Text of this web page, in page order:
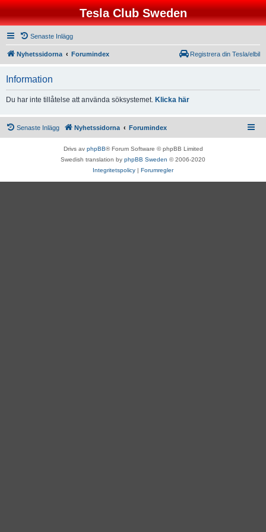
Tesla Club Sweden
Senaste Inlägg
Nyhetssidorna Forumindex Registrera din Tesla/elbil
Information
Du har inte tillåtelse att använda söksystemet. Klicka här
Senaste Inlägg Nyhetssidorna Forumindex
Drivs av phpBB® Forum Software © phpBB Limited
Swedish translation by phpBB Sweden © 2006-2020
Integritetspolicy | Forumregler